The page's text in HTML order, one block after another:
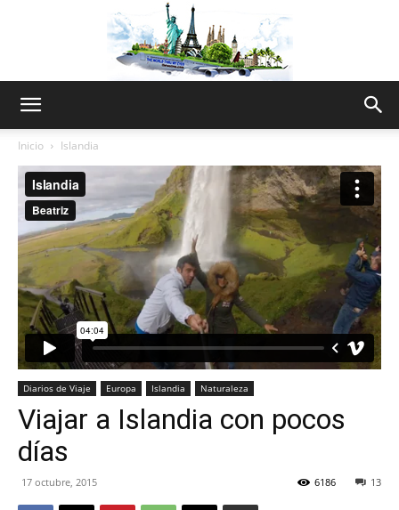
Thru
My
Inicio Islandia
Diarios de Viaje Europa Islandia Naturaleza
Viajar a Islandia con pocos
días
17 octubre, 2015 13
6186